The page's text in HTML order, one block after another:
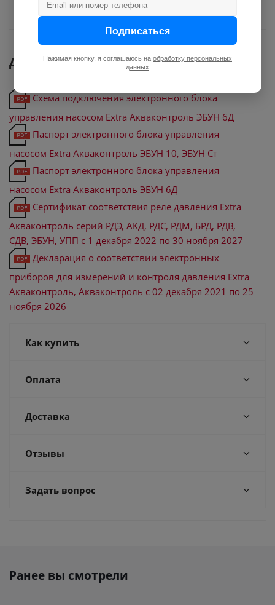
Документы
Схема подключения электронного блока
управления насосом Extra Акваконтроль ЭБУН 6Д
Паспорт электронного блока управления
насосом Extra Акваконтроль ЭБУН 10, ЭБУН Ст
Паспорт электронного блока управления
насосом Extra Акваконтроль ЭБУН 6Д
Сертификат соответствия реле давления Extra
Акваконтроль серий РДЭ, АКД, РДС, РДМ, БРД, РДВ,
СДВ, ЭБУН, УПП с 1 декабря 2022 по 30 ноября 2027
Декларация о соответствии электронных
приборов для измерений и контроля давления Extra
Акваконтроль, Акваконтроль с 02 декабря 2021 по 25
ноября 2026
Как купить
Оплата
Доставка
Отзывы
Задать вопрос
Ранее вы смотрели
Подписаться
Нажимая кнопку, я соглашаюсь на обработку персональных
данных